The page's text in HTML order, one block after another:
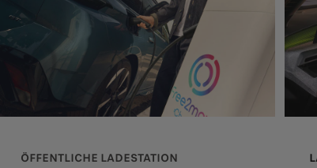
ÖFFENTLICHE LADESTATION